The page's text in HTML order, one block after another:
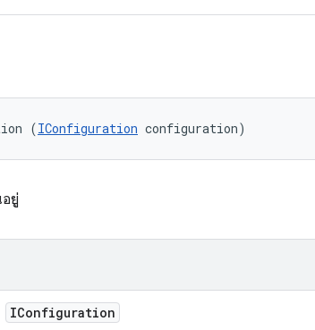
(IConfiguration configuration)
ยู่
IConfiguration